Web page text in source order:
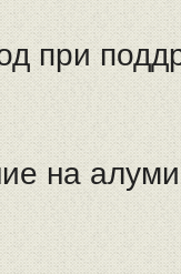
при
на